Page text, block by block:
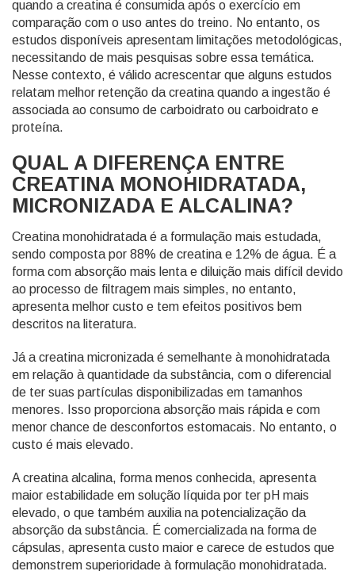
quando a creatina é consumida após o exercício em
comparação com o uso antes do treino. No entanto, os
estudos disponíveis apresentam limitações metodológicas,
necessitando de mais pesquisas sobre essa temática.
Nesse contexto, é válido acrescentar que alguns estudos
relatam melhor retenção da creatina quando a ingestão é
associada ao consumo de carboidrato ou carboidrato e
proteína.
QUAL A DIFERENÇA ENTRE
CREATINA MONOHIDRATADA,
MICRONIZADA E ALCALINA?
Creatina monohidratada é a formulação mais estudada,
sendo composta por 88% de creatina e 12% de água. É a
forma com absorção mais lenta e diluição mais difícil devido
ao processo de filtragem mais simples, no entanto,
apresenta melhor custo e tem efeitos positivos bem
descritos na literatura.
Já a creatina micronizada é semelhante à monohidratada
em relação à quantidade da substância, com o diferencial
de ter suas partículas disponibilizadas em tamanhos
menores. Isso proporciona absorção mais rápida e com
menor chance de desconfortos estomacais. No entanto, o
custo é mais elevado.
A creatina alcalina, forma menos conhecida, apresenta
maior estabilidade em solução líquida por ter pH mais
elevado, o que também auxilia na potencialização da
absorção da substância. É comercializada na forma de
cápsulas, apresenta custo maior e carece de estudos que
demonstrem superioridade à formulação monohidratada.